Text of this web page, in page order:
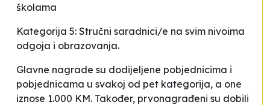
školama
Kategorija 5: Stručni saradnici/e na svim nivoima
odgoja i obrazovanja.
Glavne nagrade su dodijeljene pobjednicima i
pobjednicama u svakoj od pet kategorija, a one
iznose 1.000 KM. Također, prvonagrađeni su dobili